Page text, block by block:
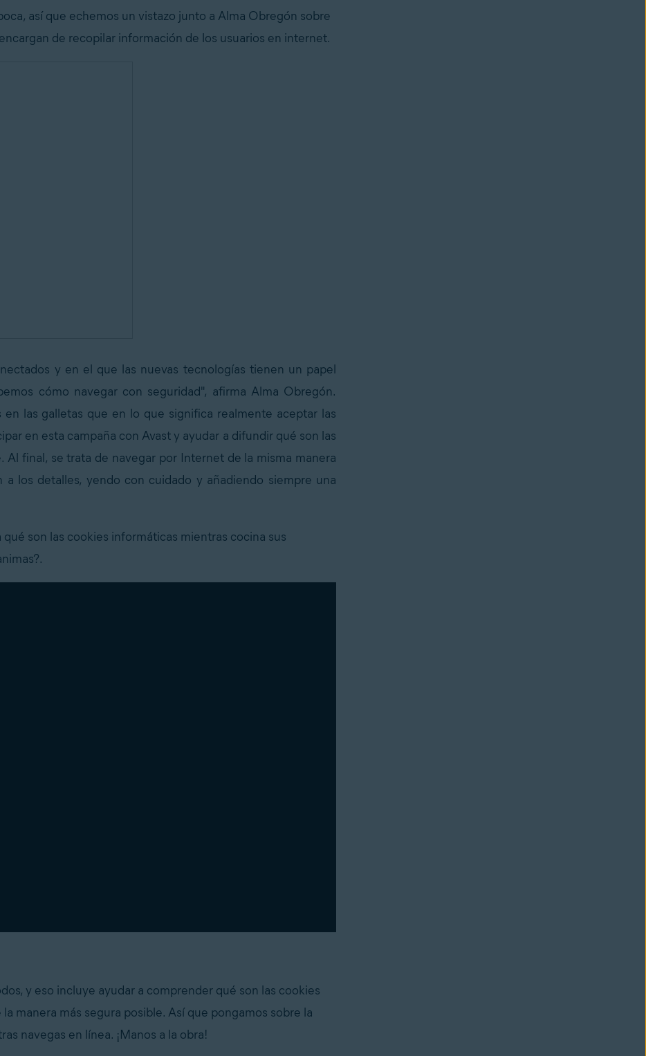
así que echemos un vistazo junto a Alma Obregón sobre
de recopilar información de los usuarios en internet.
y en el que las nuevas tecnologías tienen un papel
cómo navegar con seguridad", afirma Alma Obregón.
las galletas que en lo que significa realmente aceptar las
en esta campaña con Avast y ayudar a difundir qué son las
final, se trata de navegar por Internet de la misma manera
los detalles, yendo con cuidado y añadiendo siempre una
son las cookies informáticas mientras cocina sus
y eso incluye ayudar a comprender qué son las cookies
manera más segura posible. Así que pongamos sobre la
navegas en línea. ¡Manos a la obra!